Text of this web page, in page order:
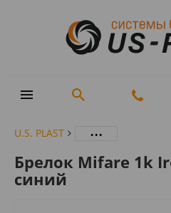
U.S. PLAST ...
Брелок Mifare 1k
синий